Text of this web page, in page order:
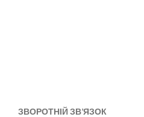
ЗВОРОТНІЙ ЗВ’ЯЗОК